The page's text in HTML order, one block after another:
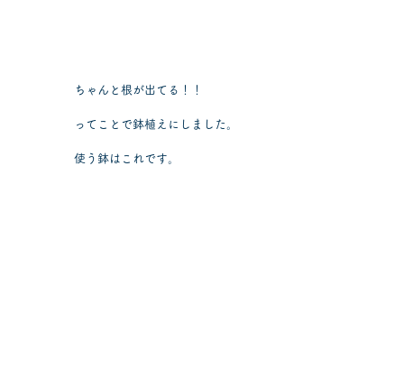
ちゃんと根が出てる！！
ってことで鉢植えにしました。
使う鉢はこれです。